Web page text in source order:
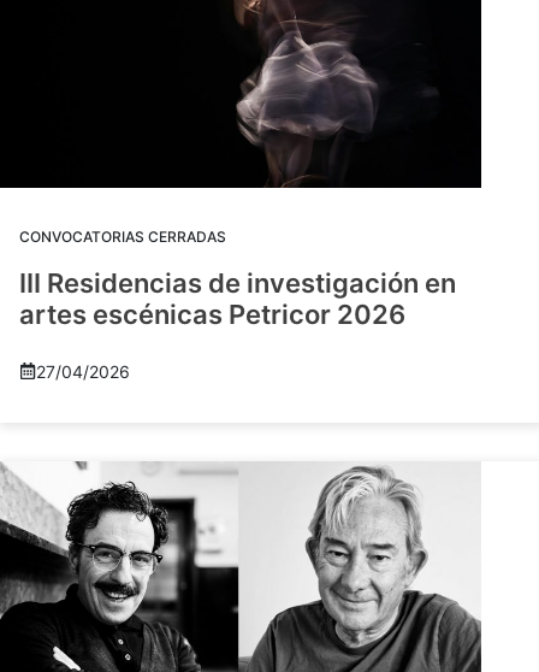
CONVOCATORIAS CERRADAS
III Residencias de investigación en
artes escénicas Petricor 2026
27/04/2026